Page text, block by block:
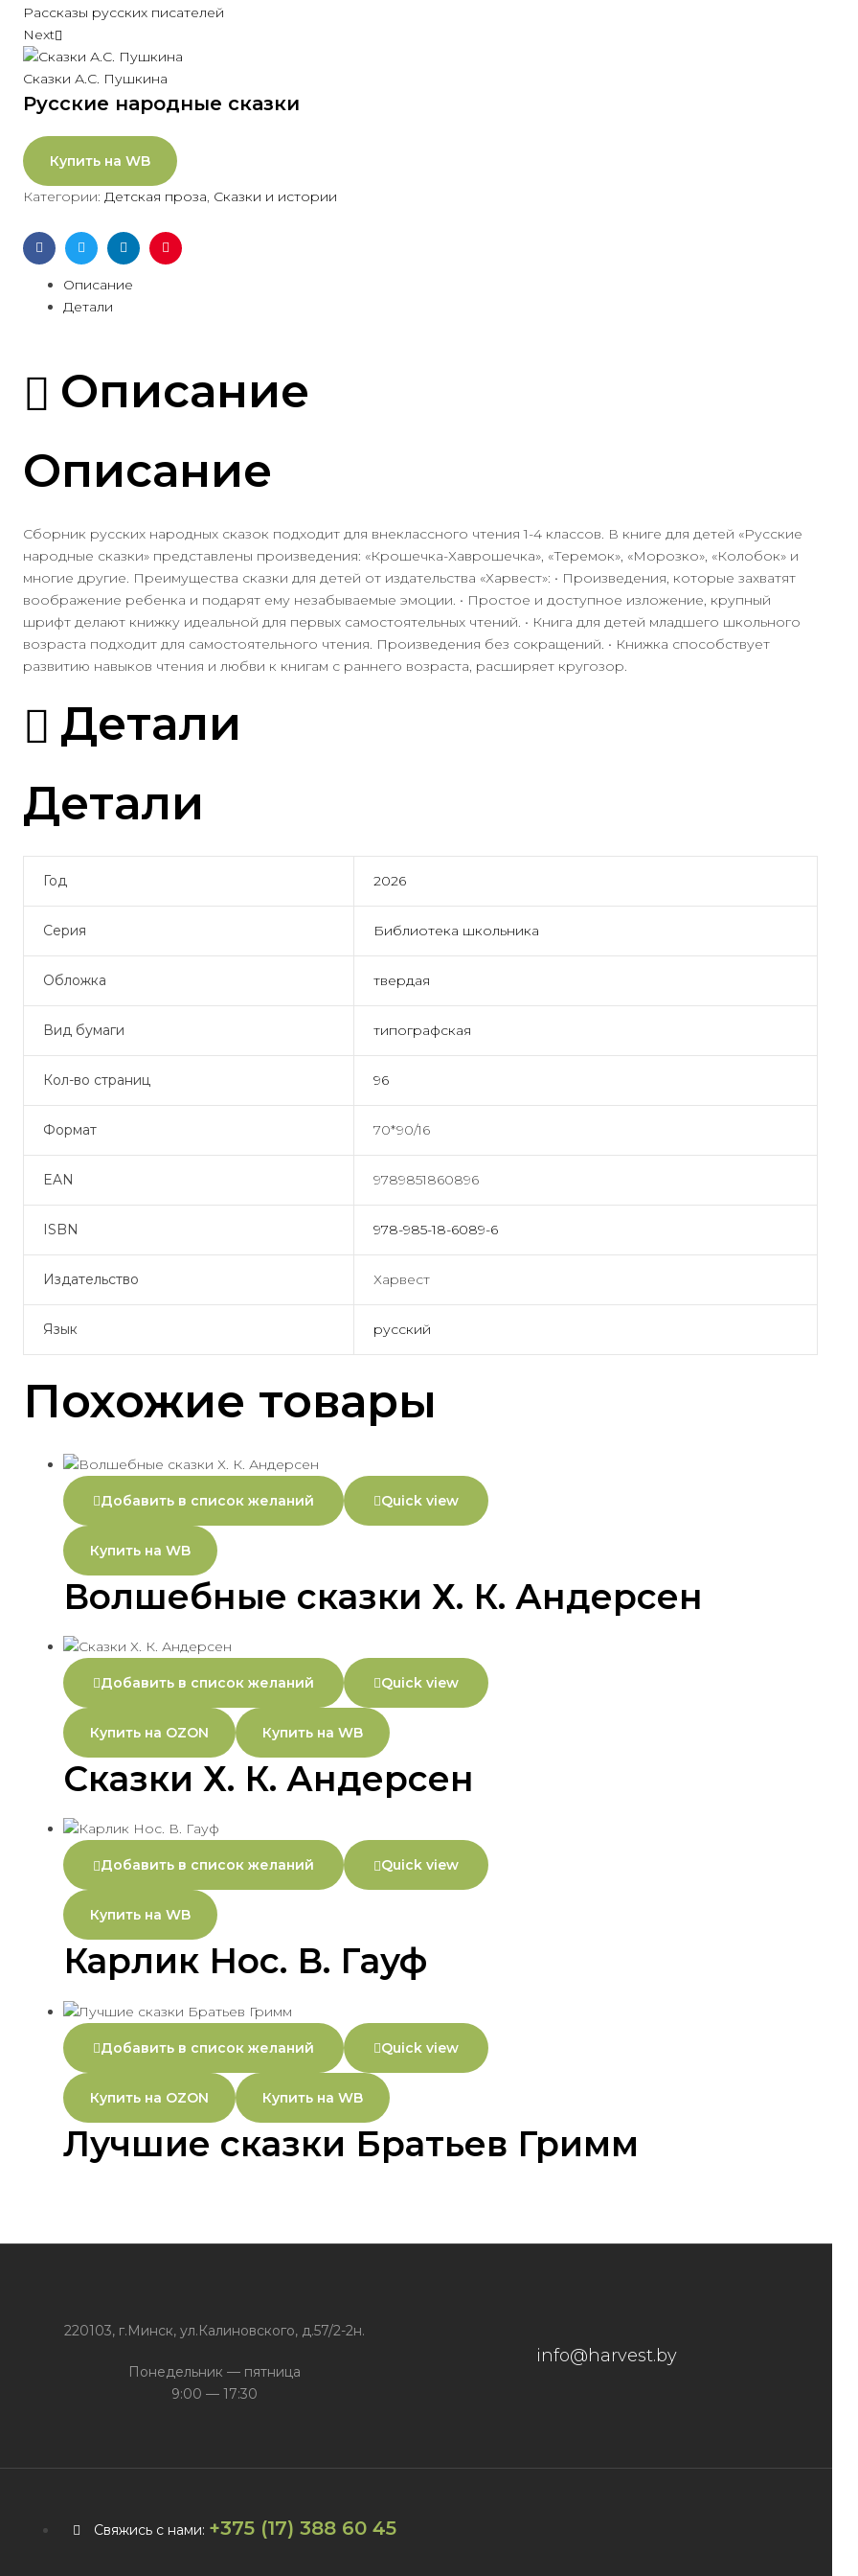
Рассказы русских писателей
Next
Сказки А.С. Пушкина
Русские народные сказки
Купить на WB
Категории: Детская проза, Сказки и истории
FacebookTwitterLinkedinPinterest
Описание
Детали
Описание
Описание
Сборник русских народных сказок подходит для внеклассного чтения 1-4 классов. В книге для детей «Русские
народные сказки» представлены произведения: «Крошечка-Хаврошечка», «Теремок», «Морозко», «Колобок» и
многие другие. Преимущества сказки для детей от издательства «Харвест»: • Произведения, которые захватят
воображение ребенка и подарят ему незабываемые эмоции. • Простое и доступное изложение, крупный
шрифт делают книжку идеальной для первых самостоятельных чтений. • Книга для детей младшего школьного
возраста подходит для самостоятельного чтения. Произведения без сокращений. • Книжка способствует
развитию навыков чтения и любви к книгам с раннего возраста, расширяет кругозор.
Детали
Детали
Год 2026
Серия Библиотека школьника
Обложка твердая
Вид бумаги типографская
Кол-во страниц 96
Формат 70*90/16
EAN 9789851860896
ISBN 978-985-18-6089-6
Издательство Харвест
Язык русский
Похожие товары
Добавить в список желаний Quick view
Купить на WB
Волшебные сказки Х. К. Андерсен
Добавить в список желаний Quick view
Купить на OZON Купить на WB
Сказки Х. К. Андерсен
Добавить в список желаний Quick view
Купить на WB
Карлик Нос. В. Гауф
Добавить в список желаний Quick view
Купить на OZON Купить на WB
Лучшие сказки Братьев Гримм
220103, г.Минск, ул.Калиновского, д.57/2-2н.
Понедельник — пятница
9:00 — 17:30
info@harvest.by
Свяжись с нами: +375 (17) 388 60 45